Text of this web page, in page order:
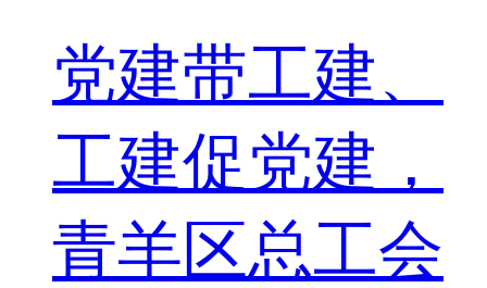
党建带工建、
工建促党建，
青羊区总工会